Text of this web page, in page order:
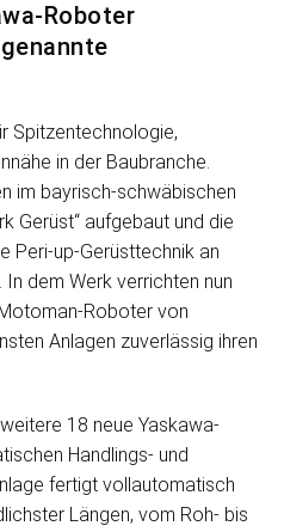
Roboter
Spitzentechnologie,
in der Baubranche.
im bayrisch-schwäbischen
Gerüst“ aufgebaut und die
Peri-up-Gerüsttechnik an
dem Werk verrichten nun
Roboter von
Anlagen zuverlässig ihren
18 neue Yaskawa-
Handlings- und
fertigt vollautomatisch
Längen, vom Roh- bis